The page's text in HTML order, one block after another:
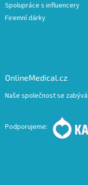
Spolupráce s influencery
Firemní dárky
OnlineMedical.cz
Naše společnost se
Podporujeme: